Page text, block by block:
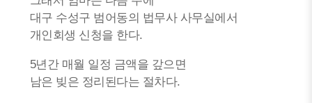
대구 수성구 범어동의 법무사 사무실에서
개인회생 신청을 한다.
5년간 매월 일정 금액을 갚으면
남은 빚은 정리된다는 절차다.